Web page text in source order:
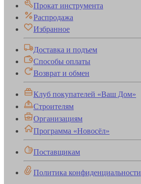
Прокат инструмента
Распродажа
Избранное
Доставка и подъем
Способы оплаты
Возврат и обмен
Клуб покупателей «Ваш Дом»
Строителям
Организациям
Программа «Новосёл»
Поставщикам
Политика конфиденциальности